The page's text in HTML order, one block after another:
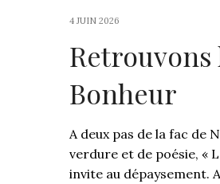
4 JUIN 2026
Retrouvons
Bonheur
A deux pas de la fac de
verdure et de poésie, «
invite au dépaysement.